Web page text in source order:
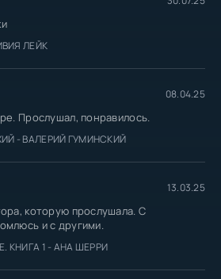
ЛЕЙК
08.04.25
Прослушал, понравилось.
- ВАЛЕРИЙ ГУМИНСКИЙ
13.03.25
которую прослушала. С
и с другими.
КНИГА 1 - АНА ШЕРРИ